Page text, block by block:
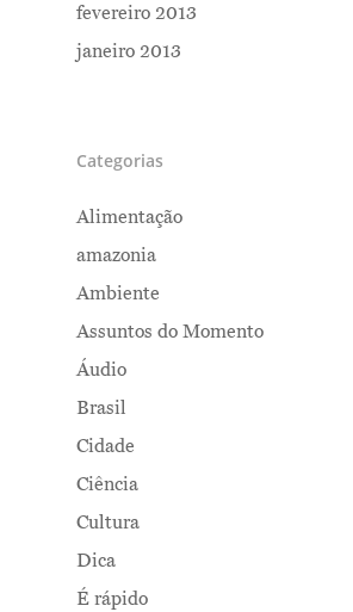
fevereiro 2013
janeiro 2013
Categorias
Alimentação
amazonia
Ambiente
Assuntos do Momento
Áudio
Brasil
Cidade
Ciência
Cultura
Dica
É rápido